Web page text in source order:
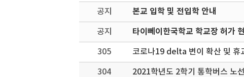
공지 본교 입학 및 전입학 안내
공지 타이뻬이한국학교 학교장 허가
305 코로나19 delta 변이 확산 및 휴
304 2021학년도 2학기 통학버스 노